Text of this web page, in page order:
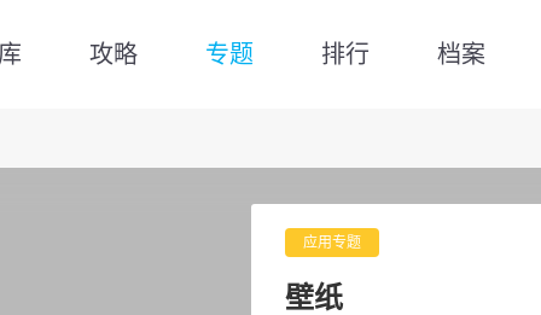
攻略 专题 排行 档案
应用专题
壁纸